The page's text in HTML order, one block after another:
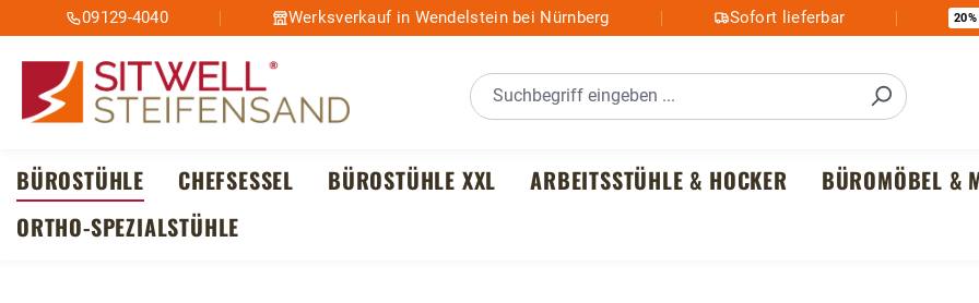
Hauptinhalt springen
Zur Suche springen
Zur Hauptnavigation springen
09129-4040 Werksverkauf in Wendelstein bei Nürnberg Sofort lieferbar 20%
BÜROSTÜHLE CHEFSESSEL BÜROSTÜHLE XXL ARBEITSSTÜHLE & HOCKER BÜROMÖBEL &
ORTHO-SPEZIALSTÜHLE